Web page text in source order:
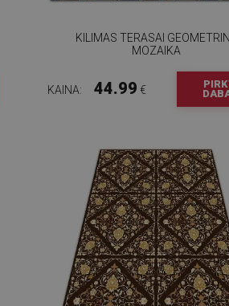
KILIMAS TERASAI
MOZAIKA
KAINA: 44.99 €